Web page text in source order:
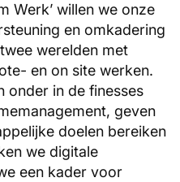
Werk’ willen we onze
en omkadering
werelden met
en on site werken.
onder in de finesses
geven
doelen bereiken
we digitale
een kader voor